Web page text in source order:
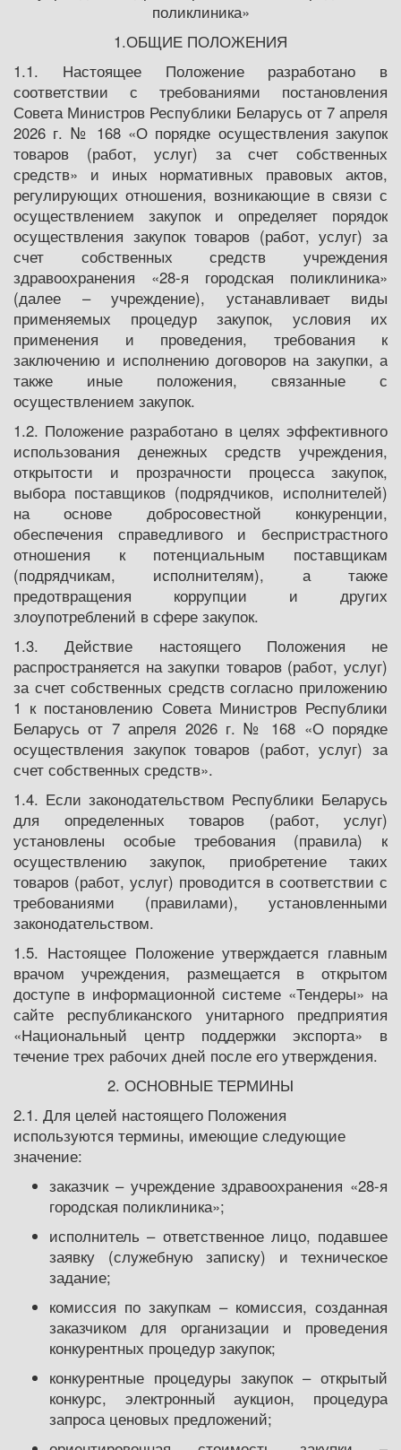
поликлиника»
1.ОБЩИЕ ПОЛОЖЕНИЯ
1.1. Настоящее Положение разработано в
соответствии с требованиями постановления
Совета Министров Республики Беларусь от 7 апреля
2026 г. № 168 «О порядке осуществления закупок
товаров (работ, услуг) за счет собственных
средств» и иных нормативных правовых актов,
регулирующих отношения, возникающие в связи с
осуществлением закупок и определяет порядок
осуществления закупок товаров (работ, услуг) за
счет собственных средств учреждения
здравоохранения «28-я городская поликлиника»
(далее – учреждение), устанавливает виды
применяемых процедур закупок, условия их
применения и проведения, требования к
заключению и исполнению договоров на закупки, а
также иные положения, связанные с
осуществлением закупок.
1.2. Положение разработано в целях эффективного
использования денежных средств учреждения,
открытости и прозрачности процесса закупок,
выбора поставщиков (подрядчиков, исполнителей)
на основе добросовестной конкуренции,
обеспечения справедливого и беспристрастного
отношения к потенциальным поставщикам
(подрядчикам, исполнителям), а также
предотвращения коррупции и других
злоупотреблений в сфере закупок.
1.3. Действие настоящего Положения не
распространяется на закупки товаров (работ, услуг)
за счет собственных средств согласно приложению
1 к постановлению Совета Министров Республики
Беларусь от 7 апреля 2026 г. № 168 «О порядке
осуществления закупок товаров (работ, услуг) за
счет собственных средств».
1.4. Если законодательством Республики Беларусь
для определенных товаров (работ, услуг)
установлены особые требования (правила) к
осуществлению закупок, приобретение таких
товаров (работ, услуг) проводится в соответствии с
требованиями (правилами), установленными
законодательством.
1.5. Настоящее Положение утверждается главным
врачом учреждения, размещается в открытом
доступе в информационной системе «Тендеры» на
сайте республиканского унитарного предприятия
«Национальный центр поддержки экспорта» в
течение трех рабочих дней после его утверждения.
2. ОСНОВНЫЕ ТЕРМИНЫ
2.1. Для целей настоящего Положения
используются термины, имеющие следующие
значение:
заказчик – учреждение здравоохранения «28-я
городская поликлиника»;
исполнитель – ответственное лицо, подавшее
заявку (служебную записку) и техническое
задание;
комиссия по закупкам – комиссия, созданная
заказчиком для организации и проведения
конкурентных процедур закупок;
конкурентные процедуры закупок – открытый
конкурс, электронный аукцион, процедура
запроса ценовых предложений;